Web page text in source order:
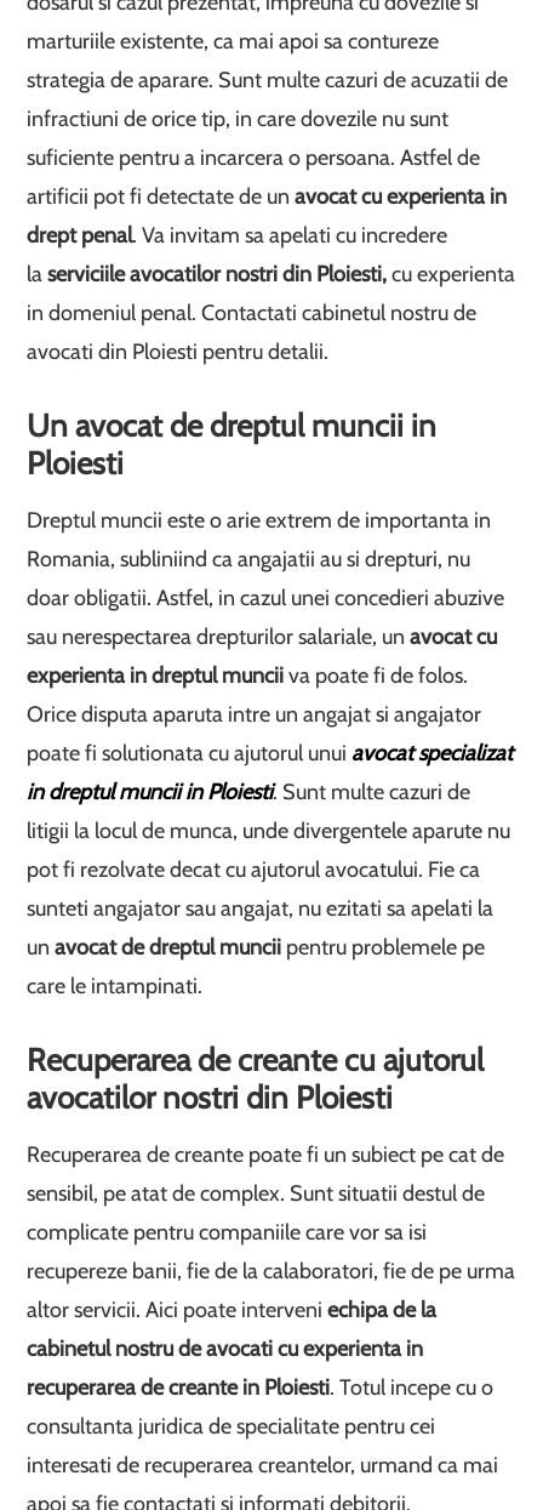
marturiile existente, ca mai apoi sa contureze
strategia de aparare. Sunt multe cazuri de acuzatii de
infractiuni de orice tip, in care dovezile nu sunt
suficiente pentru a incarcera o persoana. Astfel de
artificii pot fi detectate de unavocat cu experienta in
drept penal. Va invitam sa apelati cu incredere
laserviciile avocatilor nostri din Ploiesti,cu experienta
in domeniul penal. Contactati cabinetul nostru de
avocati din Ploiesti pentru detalii.
Un avocat de dreptul muncii in
Ploiesti
Dreptul muncii este o arie extrem de importanta in
Romania, subliniind ca angajatii au si drepturi, nu
doar obligatii. Astfel, in cazul unei concedieri abuzive
sau nerespectarea drepturilor salariale, unavocat cu
experienta in dreptul munciiva poate fi de folos.
Orice disputa aparuta intre un angajat si angajator
poate fi solutionata cu ajutorul unui avocat specializat
in dreptul muncii in Ploiesti. Sunt multe cazuri de
litigii la locul de munca, unde divergentele aparute nu
pot fi rezolvate decat cu ajutorul avocatului. Fie ca
sunteti angajator sau angajat, nu ezitati sa apelati la
un avocat de dreptul muncii pentru problemele pe
care le intampinati.
Recuperarea de creante cu ajutorul
avocatilor nostri din Ploiesti
Recuperarea de creante poate fi un subiect pe cat de
sensibil, pe atat de complex. Sunt situatii destul de
complicate pentru companiile care vor sa isi
recupereze banii, fie de la calaboratori, fie de pe urma
altor servicii. Aici poate interveniechipa de la
cabinetul nostru de avocati cu experienta in
recuperarea de creante in Ploiesti. Totul incepe cu o
consultanta juridica de specialitate pentru cei
interesati de recuperarea creantelor, urmand ca mai
apoi sa fie contactati si informati debitorii.